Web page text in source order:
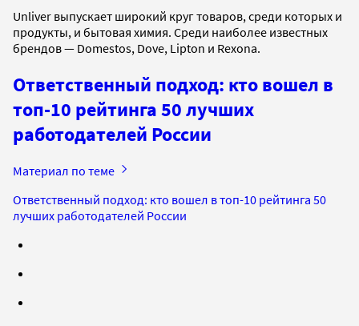
Unliver выпускает широкий круг товаров, среди которых и
продукты, и бытовая химия. Среди наиболее известных
брендов — Domestos, Dove, Lipton и Rexona.
Ответственный подход: кто вошел в
топ-10 рейтинга 50 лучших
работодателей России
Материал по теме
Ответственный подход: кто вошел в топ-10 рейтинга 50
лучших работодателей России